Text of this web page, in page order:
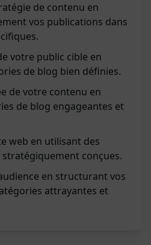
de contenu en
vos publications dans
votre public cible en
de blog bien définies.
de votre contenu en
de blog engageantes et
web en utilisant des
conçues.
en structurant vos
attrayantes et